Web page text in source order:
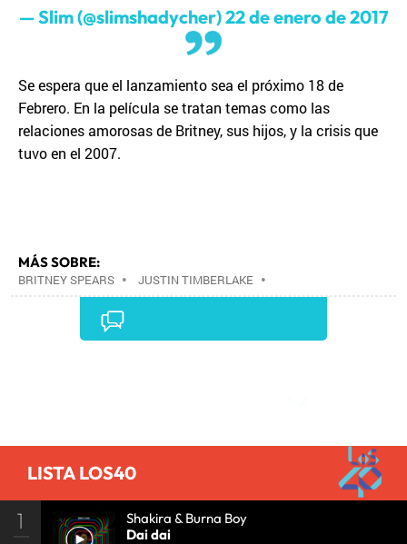
— Slim (@slimshadycher)22 de enero de 2017
Se espera que el lanzamiento sea el próximo 18 de
Febrero. En la película se tratan temas como las
relaciones amorosas de Britney, sus hijos, y la crisis que
tuvo en el 2007.
MÁS SOBRE:
BRITNEY SPEARS • JUSTIN TIMBERLAKE •
LISTA LOS40
1
Shakira & Burna Boy
Dai dai